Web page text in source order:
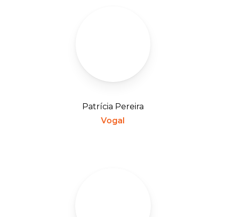
Patrícia Pereira
Vogal